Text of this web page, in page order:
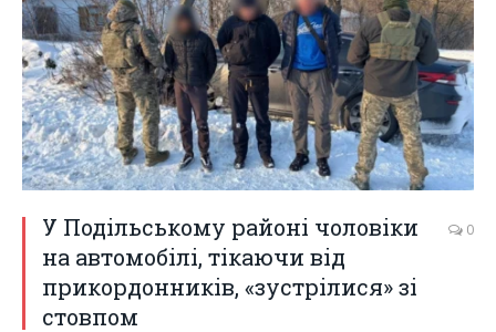
У Подільському районі чоловіки
на автомобілі, тікаючи від
прикордонників, «зустрілися» зі
стовпом
0